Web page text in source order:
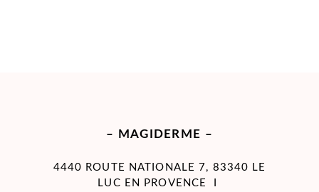
– MAGIDERME –
4440 ROUTE NATIONALE 7, 83340 LE
LUC EN PROVENCE I